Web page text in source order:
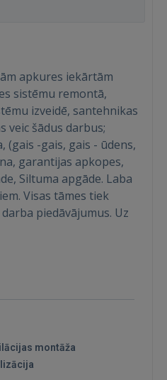
Atcerēties?
apkures iekārtām
sistēmu remontā,
izveidē, santehnikas
veic šādus darbus;
(gais -gais, gais - ūdens,
garantijas apkopes,
Siltuma apgāde. Laba
Visas tāmes tiek
piedāvājumus. Uz
montāža